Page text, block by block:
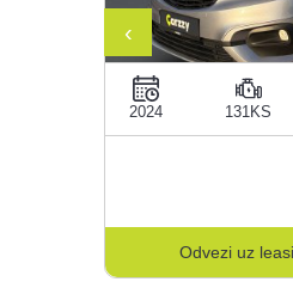
‹
2024 131KS
Odvezi uz